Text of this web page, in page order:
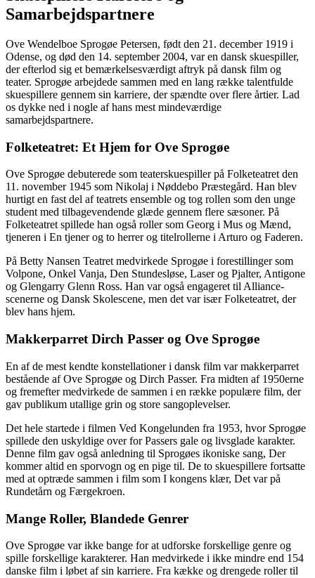
Samarbejdspartnere
Ove Wendelboe Sprogøe Petersen, født den 21. december 1919 i
Odense, og død den 14. september 2004, var en dansk skuespiller,
der efterlod sig et bemærkelsesværdigt aftryk på dansk film og
teater. Sprogøe arbejdede sammen med en lang række talentfulde
skuespillere gennem sin karriere, der spændte over flere årtier. Lad
os dykke ned i nogle af hans mest mindeværdige
samarbejdspartnere.
Folketeatret: Et Hjem for Ove Sprogøe
Ove Sprogøe debuterede som teaterskuespiller på Folketeatret den
11. november 1945 som Nikolaj i Nøddebo Præstegård. Han blev
hurtigt en fast del af teatrets ensemble og tog rollen som den unge
student med tilbagevendende glæde gennem flere sæsoner. På
Folketeatret spillede han også roller som Georg i Mus og Mænd,
tjeneren i En tjener og to herrer og titelrollerne i Arturo og Faderen.
På Betty Nansen Teatret medvirkede Sprogøe i forestillinger som
Volpone, Onkel Vanja, Den Stundesløse, Laser og Pjalter, Antigone
og Glengarry Glenn Ross. Han var også engageret til Alliance-
scenerne og Dansk Skolescene, men det var især Folketeatret, der
blev hans hjem.
Makkerparret Dirch Passer og Ove Sprogøe
En af de mest kendte konstellationer i dansk film var makkerparret
bestående af Ove Sprogøe og Dirch Passer. Fra midten af 1950erne
og fremefter medvirkede de sammen i en række populære film, der
gav publikum utallige grin og store sangoplevelser.
Det hele startede i filmen Ved Kongelunden fra 1953, hvor Sprogøe
spillede den uskyldige over for Passers gale og livsglade karakter.
Denne film gav også anledning til Sprogøes ikoniske sang, Der
kommer altid en sporvogn og en pige til. De to skuespillere fortsatte
med at optræde sammen i film som I kongens klær, Det var på
Rundetårn og Færgekroen.
Mange Roller, Blandede Genrer
Ove Sprogøe var ikke bange for at udforske forskellige genre og
spille forskellige karakterer. Han medvirkede i ikke mindre end 154
danske film i løbet af sin karriere. Fra kække og drengede roller til